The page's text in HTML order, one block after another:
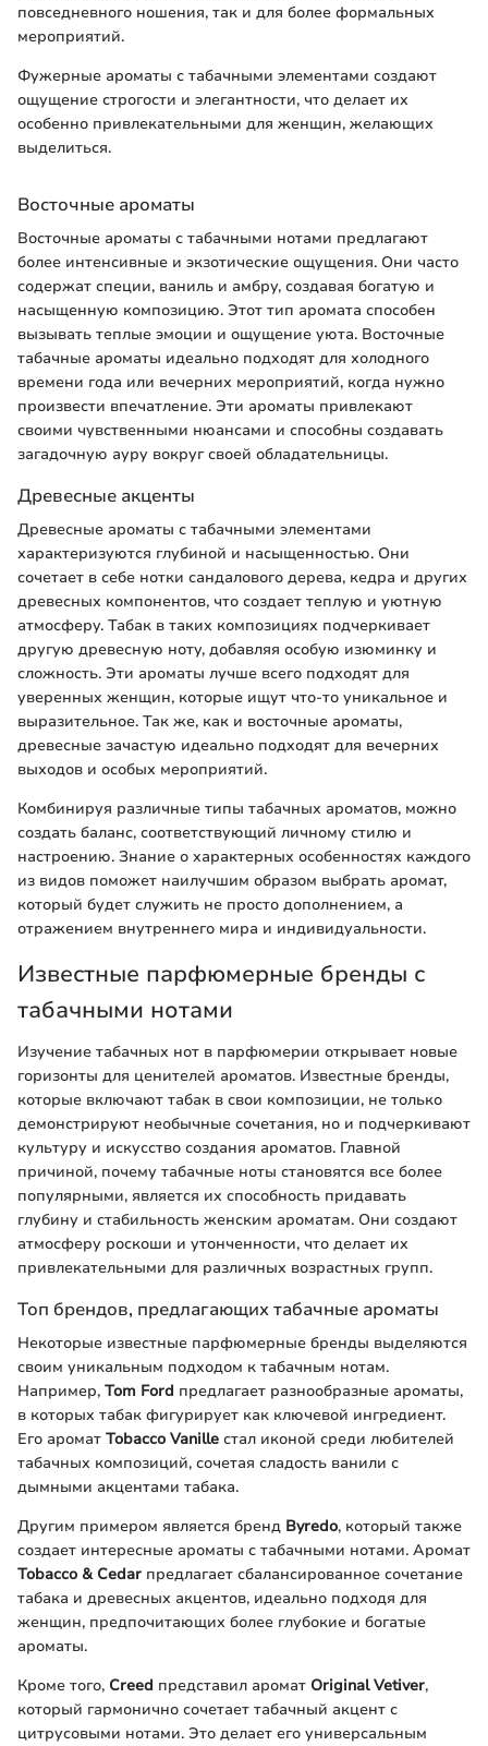
повседневного ношения, так и для более формальных
мероприятий.
Фужерные ароматы с табачными элементами создают
ощущение строгости и элегантности, что делает их
особенно привлекательными для женщин, желающих
выделиться.
Восточные ароматы
Восточные ароматы с табачными нотами предлагают
более интенсивные и экзотические ощущения. Они часто
содержат специи, ваниль и амбру, создавая богатую и
насыщенную композицию. Этот тип аромата способен
вызывать теплые эмоции и ощущение уюта. Восточные
табачные ароматы идеально подходят для холодного
времени года или вечерних мероприятий, когда нужно
произвести впечатление. Эти ароматы привлекают
своими чувственными нюансами и способны создавать
загадочную ауру вокруг своей обладательницы.
Древесные акценты
Древесные ароматы с табачными элементами
характеризуются глубиной и насыщенностью. Они
сочетает в себе нотки сандалового дерева, кедра и других
древесных компонентов, что создает теплую и уютную
атмосферу. Табак в таких композициях подчеркивает
другую древесную ноту, добавляя особую изюминку и
сложность. Эти ароматы лучше всего подходят для
уверенных женщин, которые ищут что-то уникальное и
выразительное. Так же, как и восточные ароматы,
древесные зачастую идеально подходят для вечерних
выходов и особых мероприятий.
Комбинируя различные типы табачных ароматов, можно
создать баланс, соответствующий личному стилю и
настроению. Знание о характерных особенностях каждого
из видов поможет наилучшим образом выбрать аромат,
который будет служить не просто дополнением, а
отражением внутреннего мира и индивидуальности.
Известные парфюмерные бренды с
табачными нотами
Изучение табачных нот в парфюмерии открывает новые
горизонты для ценителей ароматов. Известные бренды,
которые включают табак в свои композиции, не только
демонстрируют необычные сочетания, но и подчеркивают
культуру и искусство создания ароматов. Главной
причиной, почему табачные ноты становятся все более
популярными, является их способность придавать
глубину и стабильность женским ароматам. Они создают
атмосферу роскоши и утонченности, что делает их
привлекательными для различных возрастных групп.
Топ брендов, предлагающих табачные ароматы
Некоторые известные парфюмерные бренды выделяются
своим уникальным подходом к табачным нотам.
Например, Tom Ford предлагает разнообразные ароматы,
в которых табак фигурирует как ключевой ингредиент.
Его аромат Tobacco Vanille стал иконой среди любителей
табачных композиций, сочетая сладость ванили с
дымными акцентами табака.
Другим примером является бренд Byredo, который также
создает интересные ароматы с табачными нотами. Аромат
Tobacco & Cedar предлагает сбалансированное сочетание
табака и древесных акцентов, идеально подходя для
женщин, предпочитающих более глубокие и богатые
ароматы.
Кроме того, Creed представил аромат Original Vetiver,
который гармонично сочетает табачный акцент с
цитрусовыми нотами. Это делает его универсальным